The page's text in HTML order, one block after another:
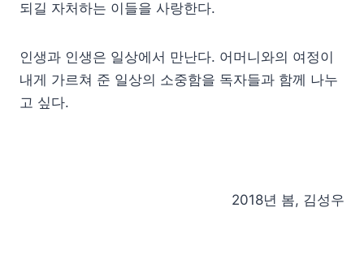
되길 자처하는 이들을 사랑한다.
인생과 인생은 일상에서 만난다. 어머니와의 여정이
내게 가르쳐 준 일상의 소중함을 독자들과 함께 나누
고 싶다.
2018년 봄, 김성우